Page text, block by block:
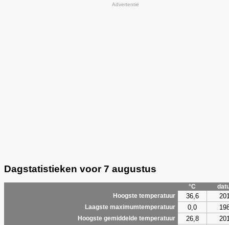
Advertentie
Dagstatistieken voor 7 augustus
°C
Hoogste temperatuur
36,6
Laagste maximumtemperatuur 0,0
Hoogste gemiddelde temperatuur 26,8